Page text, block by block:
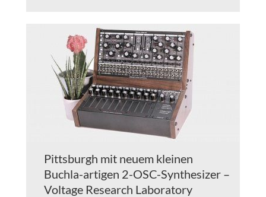
Pittsburgh mit neuem kleinen
Buchla-artigen 2-OSC-Synthesizer –
Voltage Research Laboratory